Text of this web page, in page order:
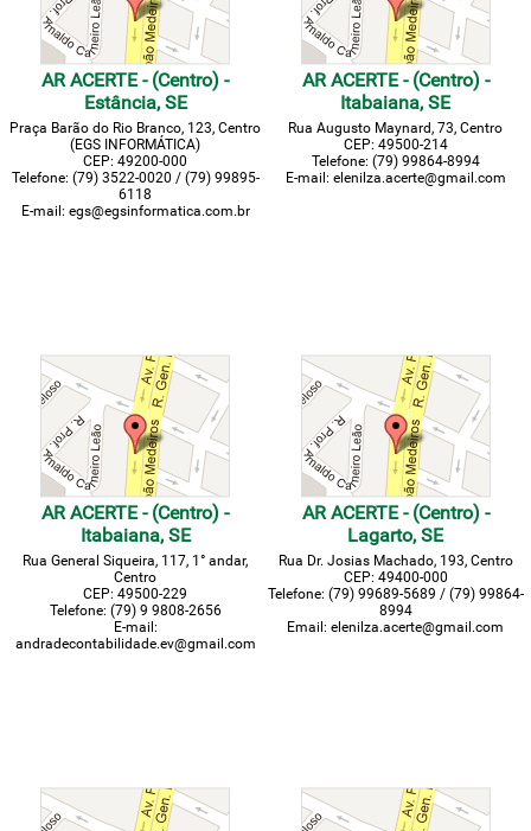
AR ACERTE - (Centro) -
Estância, SE
Praça Barão do Rio Branco, 123, Centro
(EGS INFORMÁTICA)
CEP: 49200-000
Telefone: (79) 3522-0020 / (79) 99895-
6118
E-mail: egs@egsinformatica.com.br
AR ACERTE - (Centro) -
Itabaiana, SE
Rua Augusto Maynard, 73, Centro
CEP: 49500-214
Telefone: (79) 99864-8994
E-mail: elenilza.acerte@gmail.com
AR ACERTE - (Centro) -
Itabaiana, SE
Rua General Siqueira, 117, 1° andar,
Centro
CEP: 49500-229
Telefone: (79) 9 9808-2656
E-mail:
andradecontabilidade.ev@gmail.com
AR ACERTE - (Centro) -
Lagarto, SE
Rua Dr. Josias Machado, 193, Centro
CEP: 49400-000
Telefone: (79) 99689-5689 / (79) 99864-
8994
Email: elenilza.acerte@gmail.com